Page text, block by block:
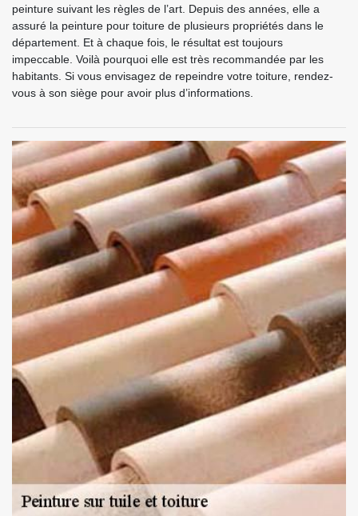
peinture suivant les règles de l’art. Depuis des années, elle a
assuré la peinture pour toiture de plusieurs propriétés dans le
département. Et à chaque fois, le résultat est toujours
impeccable. Voilà pourquoi elle est très recommandée par les
habitants. Si vous envisagez de repeindre votre toiture, rendez-
vous à son siège pour avoir plus d’informations.